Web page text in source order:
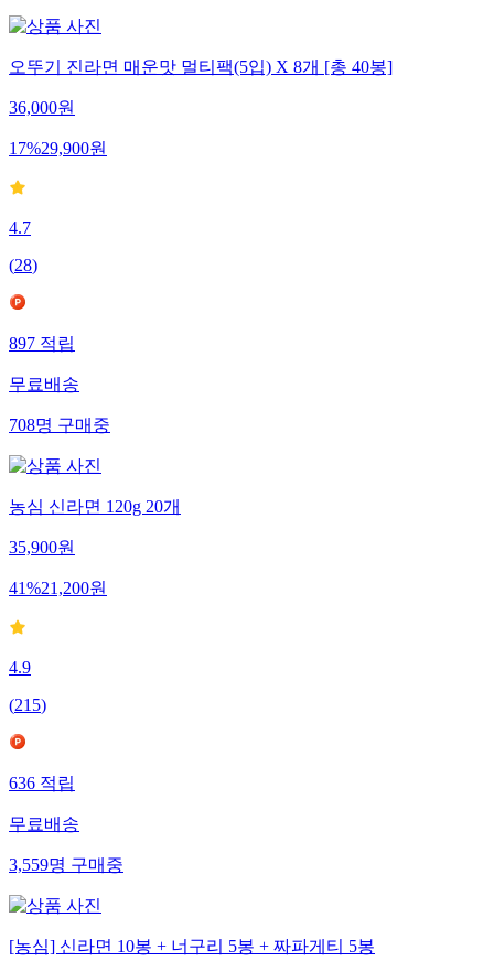
오뚜기 진라면 매운맛 멀티팩(5입) X 8개 [총 40봉]
36,000원
17%29,900원
4.7
(28)
897적립
무료배송
708명구매중
농심 신라면 120g 20개
35,900원
41%21,200원
4.9
(215)
636적립
무료배송
3,559명구매중
[농심] 신라면 10봉 + 너구리 5봉 + 짜파게티 5봉